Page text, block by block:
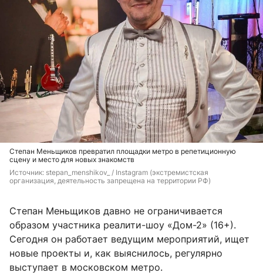
Степан Меньщиков превратил площадки метро в репетиционную
сцену и место для новых знакомств
Источник: stepan_menshikov_ / Instagram (экстремистская
организация, деятельность запрещена на территории РФ)
Степан Меньщиков давно не ограничивается
образом участника реалити-шоу «Дом-2» (16+).
Сегодня он работает ведущим мероприятий, ищет
новые проекты и, как выяснилось, регулярно
выступает в московском метро.